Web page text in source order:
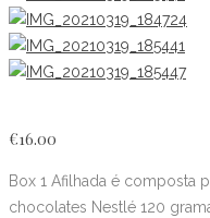
€16.00
Box 1 Afilhada é composta
chocolates Nestlé 120